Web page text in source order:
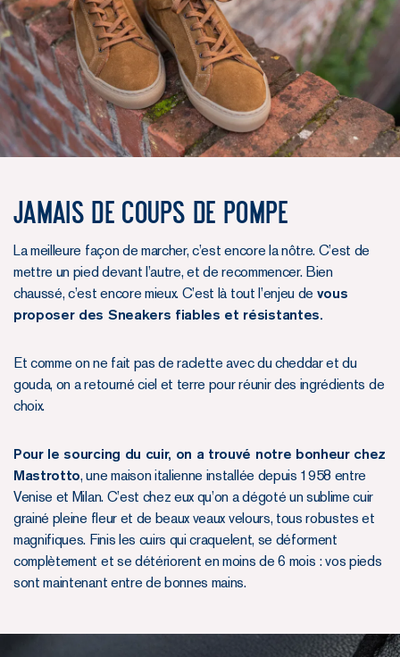
JAMAIS DE COUPS DE POMPE
La meilleure façon de marcher, c’est encore la nôtre. C’est de
mettre un pied devant l’autre, et de recommencer. Bien
chaussé, c’est encore mieux. C’est là tout l’enjeu de vous
proposer des Sneakers fiables et résistantes.
Et comme on ne fait pas de raclette avec du cheddar et du
gouda, on a retourné ciel et terre pour réunir des ingrédients de
choix.
Pour le sourcing du cuir, on a trouvé notre bonheur chez
Mastrotto, une maison italienne installée depuis 1958 entre
Venise et Milan. C’est chez eux qu’on a dégoté un sublime cuir
grainé pleine fleur et de beaux veaux velours, tous robustes et
magnifiques. Finis les cuirs qui craquelent, se déforment
complètement et se détériorent en moins de 6 mois : vos pieds
sont maintenant entre de bonnes mains.